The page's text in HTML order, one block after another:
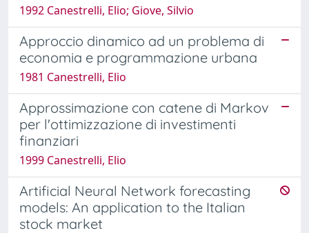
1992 Canestrelli, Elio; Giove, Silvio
Approccio dinamico ad un problema di
economia e programmazione urbana
1981 Canestrelli, Elio
Approssimazione con catene di Markov
per l'ottimizzazione di investimenti
finanziari
1999 Canestrelli, Elio
Artificial Neural Network forecasting
models: An application to the Italian
stock market